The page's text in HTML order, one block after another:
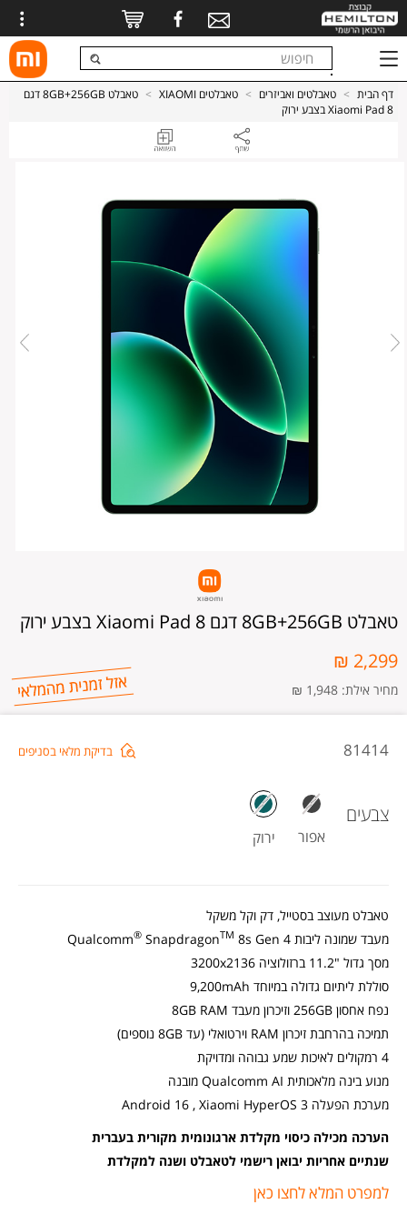
דף הבית > טאבלטים ואביזרים > טאבלטים XIAOMI >
טאבלט 8GB+256GB דגם
Xiaomi Pad 8 בצבע ירוק
טאבלט 8GB+256GB דגם Xiaomi Pad 8 בצבע ירוק
2,299 ₪
מחיר אילת: 1,948 ₪
בדיקת מלאי בסניפים 81414
צבעים
אפור ירוק
טאבלט מעוצב בסטייל, דק וקל משקל
מעבד שמונה ליבות Qualcomm
® SnapdragonTM 8s Gen 4
מסך גדול "11.2 ברזולוציה 3200x2136
סוללת ליתיום גדולה במיוחד 9,200mAh
נפח אחסון 256GB וזיכרון מעבד 8GB RAM
תמיכה בהרחבת זיכרון RAM וירטואלי (עד 8GB נוספים)
4 רמקולים לאיכות שמע גבוהה ומדויקת
מנוע בינה מלאכותית Qualcomm AI מובנה
מערכת הפעלה Android 16 , Xiaomi HyperOS 3
הערכה מכילה כיסוי מקלדת ארגונומית מקורית בעברית
שנתיים אחריות יבואן רישמי לטאבלט ושנה למקלדת
למפרט המלא לחצו כאן